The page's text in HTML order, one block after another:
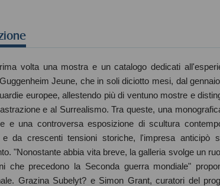
volta una mostra e un catalogo dedicati
Jeune, che in soli diciotto mesi, dal
europee, allestendo più di ventuno mostre e
e al Surrealismo. Tra queste, una
e una controversa esposizione di scultura
e da crescenti tensioni storiche, l'impresa anticipò
"Nonostante abbia vita breve, la galleria svolge un
che precedono la Seconda guerra mondiale"
Grazina Subelyt? e Simon Grant, curatori del